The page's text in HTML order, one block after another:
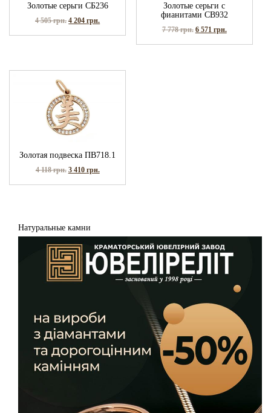
Золотые серьги СБ236
4 505грн. 4 204грн.
Золотые серьги с
фианитами СВ932
7 778грн. 6 571 грн.
Золотая подвеска ПВ718.1
4 118грн. 3 410 грн.
Натуральные камни